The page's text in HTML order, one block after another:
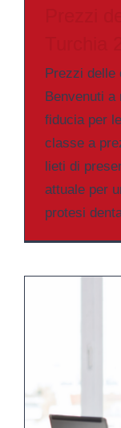
Prezzi delle
Benvenuti
fiducia per
classe a
lieti di
attuale per
protesi